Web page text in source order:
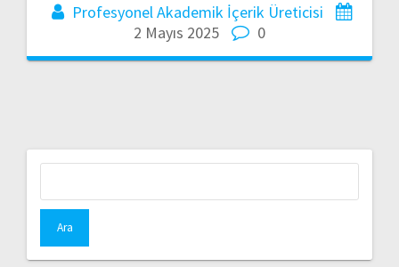
Profesyonel Akademik İçerik Üreticisi
2 Mayıs 2025
0